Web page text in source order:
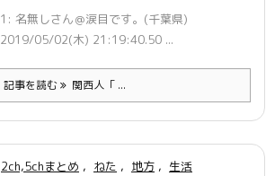
1: 名無しさん＠涙目です。(千葉県)
2019/05/02(木) 21:19:40.50 ...
記事を読む 関西人「 ...
2ch,5chまとめ , ねた , 地方 , 生活